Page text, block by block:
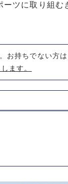
ツに取り組む
お持ちでない方
ます。